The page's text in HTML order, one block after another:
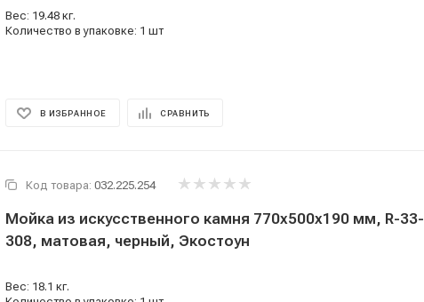
Вес: 19.48 кг.
Количество в упаковке: 1 шт
В ИЗБРАННОЕ СРАВНИТЬ
Код товара: 032.225.254
Мойка из искусственного камня 770x500x190 мм, R-33-
308, матовая, черный, Экостоун
Вес: 18.1 кг.